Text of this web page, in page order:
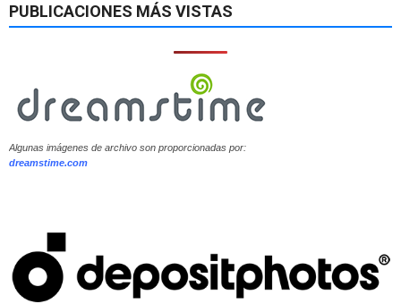
PUBLICACIONES MÁS VISTAS
Algunas imágenes de archivo son proporcionadas por:
dreamstime.com